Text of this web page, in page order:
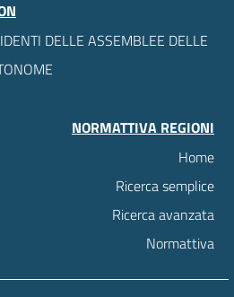
DELLE ASSEMBLEE DELLE
NORMATTIVA REGIONI
Home
Ricerca semplice
Ricerca avanzata
Normattiva